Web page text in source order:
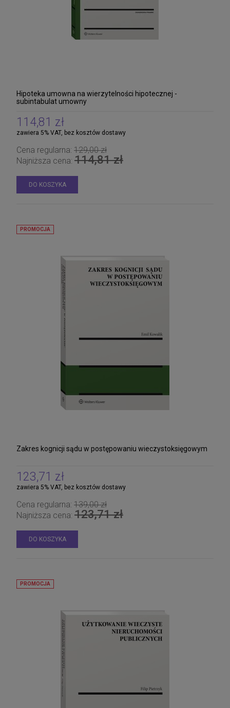
Hipoteka umowna na wierzytelności hipotecznej -
subintabulat umowny
114,81 zł
zawiera 5% VAT, bez kosztów dostawy
Cena regularna: 129,00 zł
Najniższa cena: 114,81 zł
DO KOSZYKA
Zakres kognicji sądu w postępowaniu wieczystoksięgowym
123,71 zł
zawiera 5% VAT, bez kosztów dostawy
Cena regularna: 139,00 zł
Najniższa cena: 123,71 zł
DO KOSZYKA
PROMOCJA
PROMOCJA